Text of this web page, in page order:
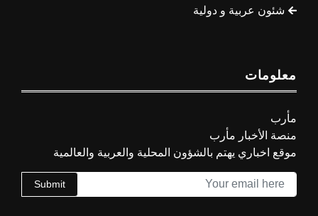
شئون عربية و دولية
معلومات
مأرب
منصة الأخبار مأرب
موقع اخباري يهتم بالشؤون المحلية والعربية والعالمية
Submit